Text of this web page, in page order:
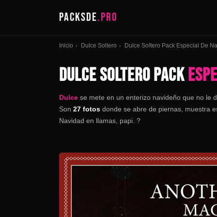
PACKSDE.PRO
Inicio › Dulce Soltero › Dulce Soltero Pack Especial De
DULCE SOLTERO PACK
Dulce se mete en un enterizo navideño que no le
Son 27 fotos donde se abre de piernas, muestra
Navidad en llamas, papi. ?